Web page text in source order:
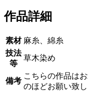
作品詳細
素材 麻糸、綿糸
技法
等
草木染め
備考
こちらの作品は
のほどお願い致し